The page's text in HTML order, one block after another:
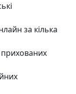
за кілька
прихованих